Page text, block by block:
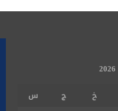
خ ج
س